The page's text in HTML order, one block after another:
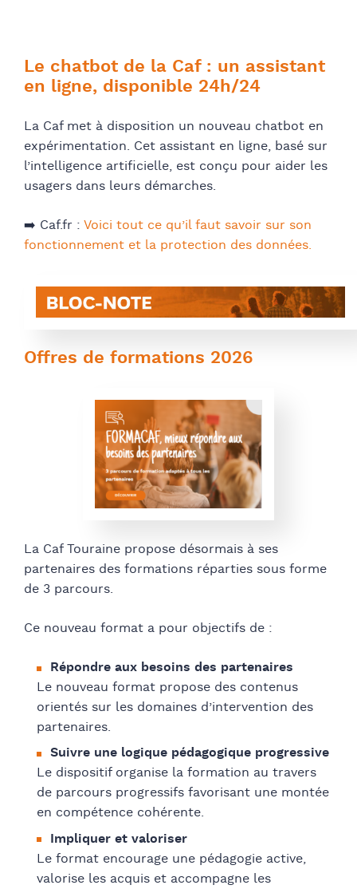
Le chatbot de la Caf : un assistant
en ligne, disponible 24h/24
La Caf met à disposition un nouveau chatbot en
expérimentation. Cet assistant en ligne, basé sur
l’intelligence artificielle, est conçu pour aider les
usagers dans leurs démarches.
➡️ Caf.fr : Voici tout ce qu’il faut savoir sur son
fonctionnement et la protection des données.
Offres de formations 2026
La Caf Touraine propose désormais à ses
partenaires des formations réparties sous forme
de 3 parcours.
Ce nouveau format a pour objectifs de :
Répondre aux besoins des partenaires
Le nouveau format propose des contenus
orientés sur les domaines d’intervention des
partenaires.
Suivre une logique pédagogique progressive
Le dispositif organise la formation au travers
de parcours progressifs favorisant une montée
en compétence cohérente.
Impliquer et valoriser
Le format encourage une pédagogie active,
valorise les acquis et accompagne les